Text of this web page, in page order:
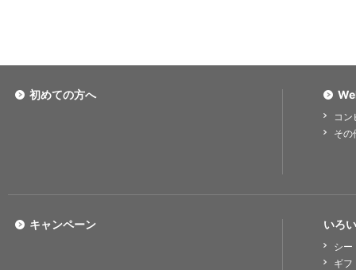
初めての方へ
コ
その
いろ
シー
ギフ
キャンペーン